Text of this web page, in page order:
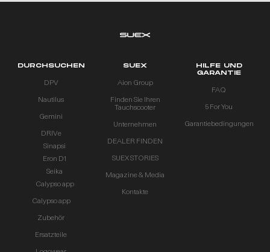
DURCHSUCHEN
DPV
Nautilus
Gemini
DRIVe
Sinapsi
Eron D1
Seika
Calypso app
Calypso app
Zubehör
Ersatzteile
SUEX
Aion Group
Finden Sie Ihren
Tauchscooter
Unternehmen
DEALER FINDEN
SUEX STORIES
Magazine & Media
Kontakte
HILFE UND
GARANTIE
FAQ
5 For You
Garantiebedingungen